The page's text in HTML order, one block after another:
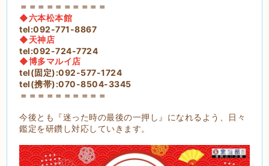
＝＝＝＝＝＝＝＝＝＝
◆六本松本館
tel:092-771-8867
◆天神店
tel:092-724-7724
◆博多マルイ店
tel(固定):092-577-1724
tel(携帯):070-8504-3345
＝＝＝＝＝＝＝＝＝＝
今後とも『迷った時の最後の一押し』になれるよう、日々
鑑定を研鑽し対応していきます。